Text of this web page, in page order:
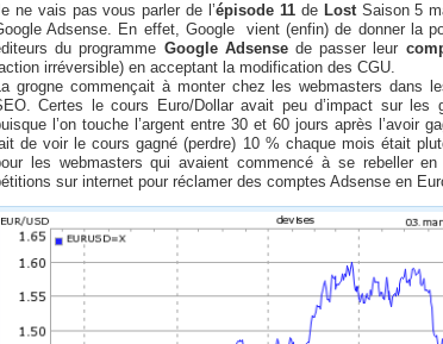
ne vais pas vous parler de l’épisode 11de LostSaison 5
Adsense. En effet, Google vient (enfin) de donner la
du programme Google Adsensede passer leur
irréversible) en acceptant la modification des CGU.
La grogne commençait à monter chez les webmasters dans
Certes le cours Euro/Dollar avait peu d’impact sur les
l’on touche l’argent entre 30 et 60 jours après l’avoir
de voir le cours gagné (perdre) 10 % chaque mois était
les webmasters qui avaient commencé à se rebeller en
sur internet pour réclamer des comptes Adsense en